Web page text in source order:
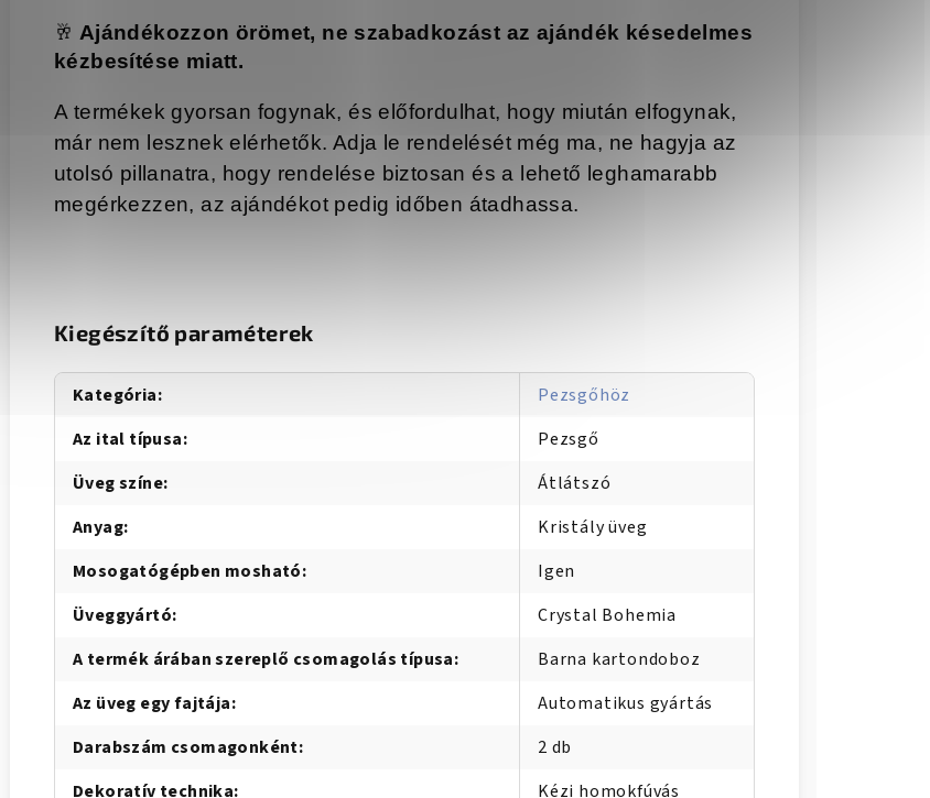
🥂 Ajándékozzon örömet, ne szabadkozást az ajándék késedelmes
kézbesítése miatt.
A termékek gyorsan fogynak, és előfordulhat, hogy miután elfogynak,
már nem lesznek elérhetők. Adja le rendelését még ma, ne hagyja az
utolsó pillanatra, hogy rendelése biztosan és a lehető leghamarabb
megérkezzen, az ajándékot pedig időben átadhassa.
Kiegészítő paraméterek
Kategória:
Pezsgőhöz
Az ital típusa:
Pezsgő
Üveg színe:
Átlátszó
Anyag:
Kristály üveg
Mosogatógépben mosható:
Igen
Üveggyártó:
Crystal Bohemia
A termék árában szereplő csomagolás típusa:
Barna kartondoboz
Az üveg egy fajtája:
Automatikus gyártás
Darabszám csomagonként:
2 db
Dekoratív technika: Kézi homokfúvás